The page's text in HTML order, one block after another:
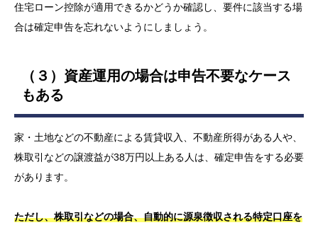
住宅ローン控除が適用できるかどうか確認し、要件に該当する場
合は確定申告を忘れないようにしましょう。
（３）資産運用の場合は申告不要なケース
もある
家・土地などの不動産による賃貸収入、不動産所得がある人や、
株取引などの譲渡益が38万円以上ある人は、確定申告をする必要
があります。
ただし、株取引などの場合、自動的に源泉徴収される特定口座を